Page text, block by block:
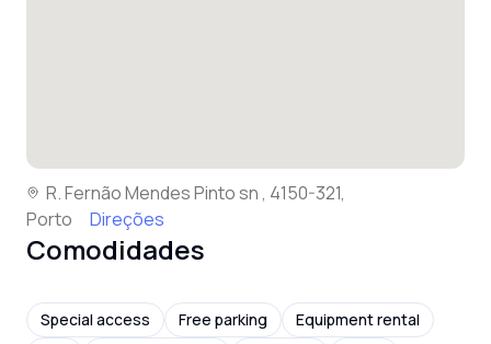
R. Fernão Mendes Pinto sn , 4150-321,
Porto
Direções
Comodidades
Special access Free parking
Equipment rental